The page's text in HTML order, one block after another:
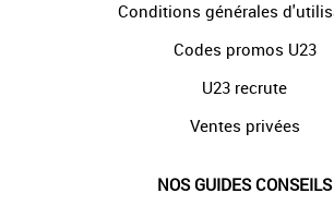
Conditions générales
Codes promos U23
U23 recrute
Ventes privées
NOS GUIDES CONSEILS